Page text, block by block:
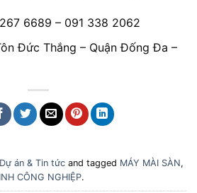
6689 – 091 338 2062
Đức Thắng – Quận Đống Đa –
Dự án & Tin tức and tagged MÁY MÀI SÀN,
CÔNG NGHIỆP.